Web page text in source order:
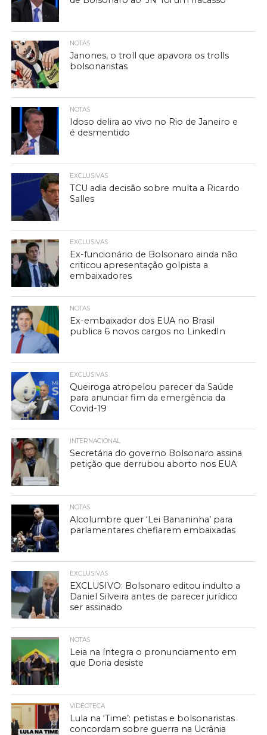
NOTAS
Janones, o troll que apavora os trolls
bolsonaristas
NOTAS
Idoso delira ao vivo no Rio de Janeiro e
é desmentido
EXCLUSIVAS
TCU adia decisão sobre multa a Ricardo
Salles
EXCLUSIVAS
Ex-funcionário de Bolsonaro ainda não
criticou apresentação golpista a
embaixadores
NOTAS
Ex-embaixador dos EUA no Brasil
publica 6 novos cargos no LinkedIn
EXCLUSIVAS
Queiroga atropelou parecer da Saúde
para anunciar fim da emergência da
Covid-19
INTERNACIONAL
Secretária do governo Bolsonaro assina
petição que derrubou aborto nos EUA
NOTAS
Alcolumbre quer ‘Lei Bananinha’ para
parlamentares chefiarem embaixadas
EXCLUSIVAS
EXCLUSIVO: Bolsonaro editou indulto a
Daniel Silveira antes de parecer jurídico
ser assinado
NOTAS
Leia na íntegra o pronunciamento em
que Doria desiste
VIDEOTECA
Lula na ‘Time’: petistas e bolsonaristas
concordam sobre guerra na Ucrânia